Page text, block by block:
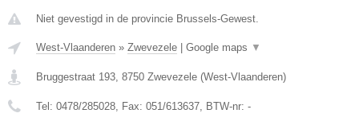
Niet gevestigd in de provincie Brussels-Gewest.
West-Vlaanderen » Zwevezele | Google maps ▼
Bruggestraat 193 8750 Zwevezele (West-Vlaanderen)
Tel: 0478/285028 , Fax: 051/613637 , BTW-nr: -